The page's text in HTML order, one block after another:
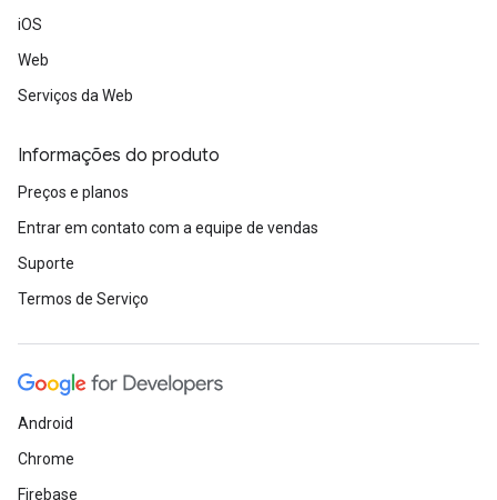
iOS
Web
Serviços da Web
Informações do produto
Preços e planos
Entrar em contato com a equipe de vendas
Suporte
Termos de Serviço
Android
Chrome
Firebase